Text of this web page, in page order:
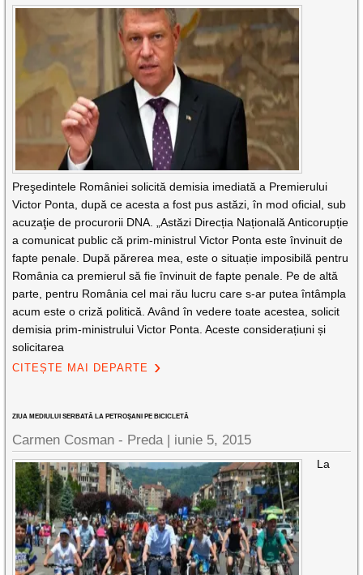
Preşedintele României solicită demisia imediată a Premierului
Victor Ponta, după ce acesta a fost pus astăzi, în mod oficial, sub
acuzaţie de procurorii DNA. „Astăzi Direcția Națională Anticorupție
a comunicat public că prim-ministrul Victor Ponta este învinuit de
fapte penale. După părerea mea, este o situație imposibilă pentru
România ca premierul să fie învinuit de fapte penale. Pe de altă
parte, pentru România cel mai rău lucru care s-ar putea întâmpla
acum este o criză politică. Având în vedere toate acestea, solicit
demisia prim-ministrului Victor Ponta. Aceste considerațiuni și
solicitarea
CITEȘTE MAI DEPARTE
ZIUA MEDIULUI SERBATĂ LA PETROŞANI PE BICICLETĂ
Carmen Cosman - Preda | iunie 5, 2015
La